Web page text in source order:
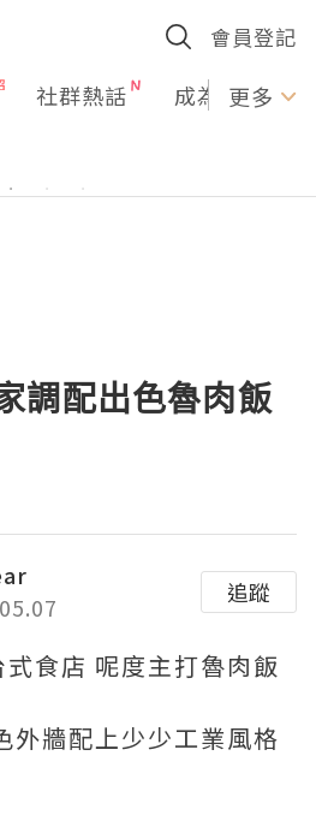
會員登記
社群熱話 成為U更多
調配出色魯肉飯
追蹤
食店 呢度主打魯肉飯
外牆配上少少工業風格